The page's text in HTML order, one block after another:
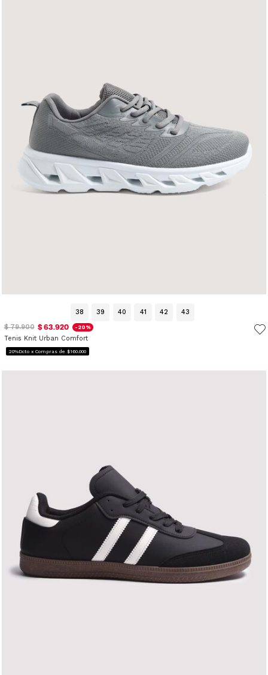
38 39 40 41 42
43
$ 79.900 $ 63.920 -20%
Tenis Knit Urban Comfort
20%Dcto x Compras de $160.000